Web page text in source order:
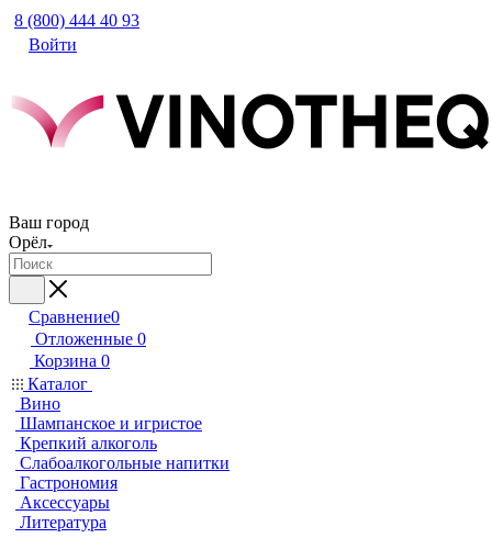
8 (800) 444 40 93
Войти
Ваш город
Орёл
Сравнение0
Отложенные 0
Корзина 0
Каталог
Вино
Шампанское и игристое
Крепкий алкоголь
Слабоалкогольные напитки
Гастрономия
Аксессуары
Литература